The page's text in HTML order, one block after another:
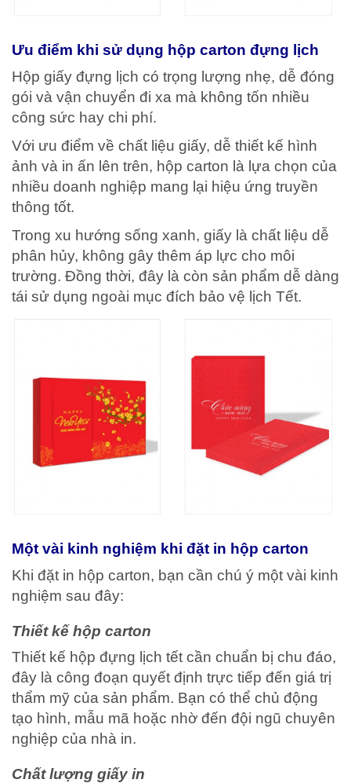
Ưu điểm khi sử dụng hộp carton đựng lịch
Hộp giấy đựng lịch có trọng lượng nhẹ, dễ đóng
gói và vận chuyển đi xa mà không tốn nhiều
công sức hay chi phí.
Với ưu điểm về chất liệu giấy, dễ thiết kế hình
ảnh và in ấn lên trên, hộp carton là lựa chọn của
nhiều doanh nghiệp mang lại hiệu ứng truyền
thông tốt.
Trong xu hướng sống xanh, giấy là chất liệu dễ
phân hủy, không gây thêm áp lực cho môi
trường. Đồng thời, đây là còn sản phẩm dễ dàng
tái sử dụng ngoài mục đích bảo vệ lịch Tết.
Một vài kinh nghiệm khi đặt in hộp carton
Khi đặt in hộp carton, bạn cần chú ý một vài kinh
nghiệm sau đây:
Thiết kế hộp carton
Thiết kế hộp đựng lịch tết cần chuẩn bị chu đáo,
đây là công đoạn quyết định trực tiếp đến giá trị
thẩm mỹ của sản phẩm. Bạn có thể chủ động
tạo hình, mẫu mã hoặc nhờ đến đội ngũ chuyên
nghiệp của nhà in.
Chất lượng giấy in